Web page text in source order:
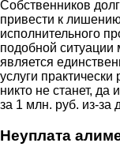
Собственников
привести к
исполнительного
подобной ситуации
является
услуги
никто не станет, да
за 1 млн. руб. из-за
Неуплата